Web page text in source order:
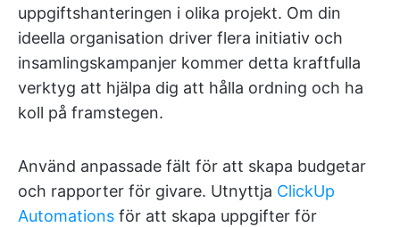
uppgiftshanteringen i olika projekt. Om din
ideella organisation driver flera initiativ och
insamlingskampanjer kommer detta kraftfulla
verktyg att hjälpa dig att hålla ordning och ha
koll på framstegen.
Använd anpassade fält för att skapa budgetar
och rapporter för givare. Utnyttja ClickUp
Automations för att skapa uppgifter för